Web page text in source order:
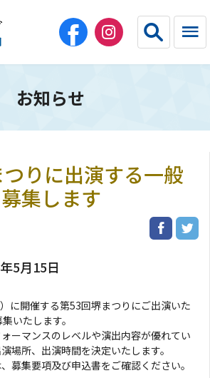
简体中文
한국어
エージェント）
ポーツ
当
お知らせ
りに出演する一般
集します
5月15日
に開催する第53回堺まつりにご出演いた
いたします。
ーマンスのレベルや演出内容が優れてい
場所、出演時間を決定いたします。
募集要項及び申込書をご確認ください。